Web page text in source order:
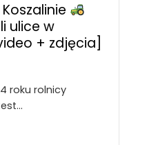
ulice w
+ zdjęcia]
roku rolnicy